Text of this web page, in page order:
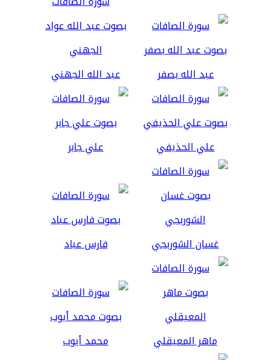
عبد الله بصفر عبد الله الجهني
علي الحذيفي علي جابر
غسان الشوربجي فارس عباد
ماهر المعيقلي محمد أيوب